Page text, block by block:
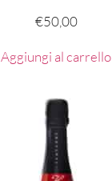
€50,00
Aggiungi al carrello